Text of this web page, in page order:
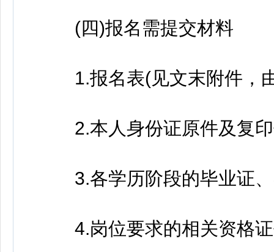
(四)报名需提交材料
1.报名表(见文末附件，由
2.本人身份证原件及复
3.各学历阶段的毕业证、
4.岗位要求的相关资格证